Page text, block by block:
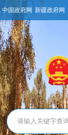
中国政府网 新疆政府网